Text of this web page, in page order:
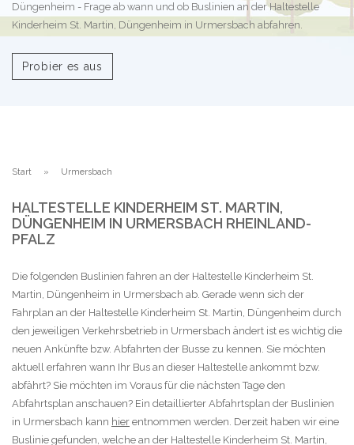
Düngenheim - Frage ab wann und ob Buslinien an der Haltestelle
Kinderheim St. Martin, Düngenheim in Urmersbach abfahren.
Probier es aus
Start Urmersbach
HALTESTELLE KINDERHEIM ST. MARTIN,
DÜNGENHEIM IN URMERSBACH RHEINLAND-
PFALZ
Die folgenden Buslinien fahren an der Haltestelle Kinderheim St.
Martin, Düngenheim in Urmersbach ab. Gerade wenn sich der
Fahrplan an der Haltestelle Kinderheim St. Martin, Düngenheim durch
den jeweiligen Verkehrsbetrieb in Urmersbach ändert ist es wichtig die
neuen Ankünfte bzw. Abfahrten der Busse zu kennen. Sie möchten
aktuell erfahren wann Ihr Bus an dieser Haltestelle ankommt bzw.
abfährt? Sie möchten im Voraus für die nächsten Tage den
Abfahrtsplan anschauen? Ein detaillierter Abfahrtsplan der Buslinien
in Urmersbach kann hier entnommen werden. Derzeit haben wir eine
Buslinie gefunden, welche an der Haltestelle Kinderheim St. Martin,